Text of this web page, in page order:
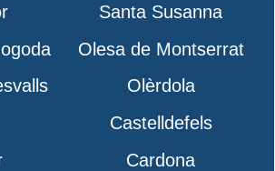
Santa Susanna
Olesa de Montserrat
Olèrdola
Castelldefels
Cardona